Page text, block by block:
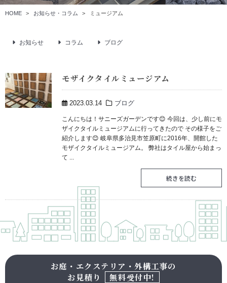
HOME お知らせ・コラム ミュージアム
お知らせ コラム ブログ
モザイクタイルミュージアム
2023.03.14 ブログ
こんにちは！サニーズガーデンです😊 今回は、少し前にモ
ザイクタイルミュージアムに行ってきたので その様子をご
紹介します😊 岐阜県多治見市笠原町に2016年、開館した
モザイクタイルミュージアム。 弊社はタイル屋から始まっ
て ...
続きを読む
お庭・エクステリア・外構工事の
お見積り
無料受付中!